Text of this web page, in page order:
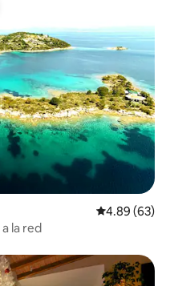
Calificación
4.89 (63)
la red